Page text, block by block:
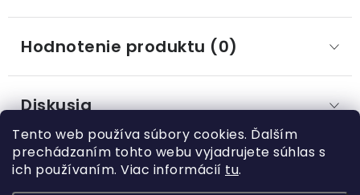
Tento web používa súbory cookies. Ďalším
prechádzaním tohto webu vyjadrujete súhlas s
ich používaním. Viac informácií tu.
Hodnotenie produktu (0)
Diskusia